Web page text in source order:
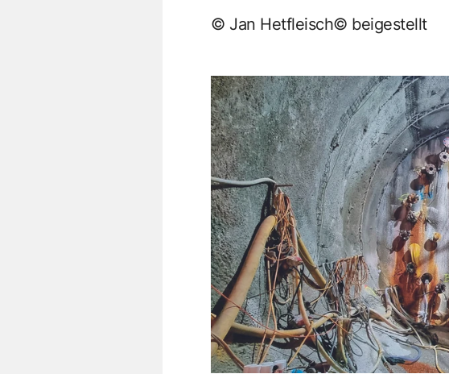
© Jan Hetfleisch© beigestellt